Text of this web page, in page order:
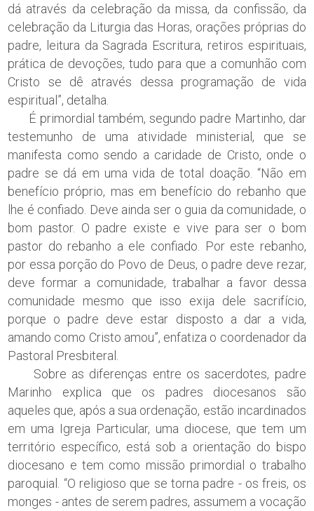
dá através da celebração da missa, da confissão, da
celebração da Liturgia das Horas, orações próprias do
padre, leitura da Sagrada Escritura, retiros espirituais,
prática de devoções, tudo para que a comunhão com
Cristo se dê através dessa programação de vida
espiritual”, detalha.
É primordial também, segundo padre Martinho, dar
testemunho de uma atividade ministerial, que se
manifesta como sendo a caridade de Cristo, onde o
padre se dá em uma vida de total doação. “Não em
benefício próprio, mas em benefício do rebanho que
lhe é confiado. Deve ainda ser o guia da comunidade, o
bom pastor. O padre existe e vive para ser o bom
pastor do rebanho a ele confiado. Por este rebanho,
por essa porção do Povo de Deus, o padre deve rezar,
deve formar a comunidade, trabalhar a favor dessa
comunidade mesmo que isso exija dele sacrifício,
porque o padre deve estar disposto a dar a vida,
amando como Cristo amou”, enfatiza o coordenador da
Pastoral Presbiteral.
Sobre as diferenças entre os sacerdotes, padre
Marinho explica que os padres diocesanos são
aqueles que, após a sua ordenação, estão incardinados
em uma Igreja Particular, uma diocese, que tem um
território específico, está sob a orientação do bispo
diocesano e tem como missão primordial o trabalho
paroquial. “O religioso que se torna padre - os freis, os
monges - antes de serem padres, assumem a vocação